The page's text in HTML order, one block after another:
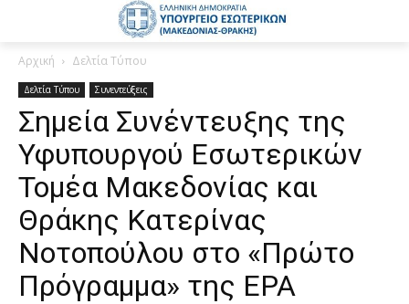
Αρχική Δελτία Τύπου
Δελτία Τύπου Συνεντεύξεις
Σημεία Συνέντευξης της
Υφυπουργού Εσωτερικών
Τομέα Μακεδονίας και
Θράκης Κατερίνας
Νοτοπούλου στο «Πρώτο
Πρόγραμμα» της ΕΡΑ